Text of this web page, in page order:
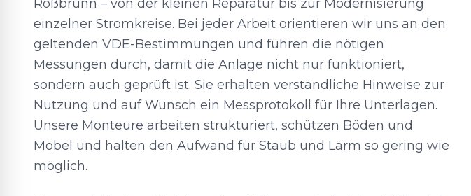
Roßbrunn – von der kleinen Reparatur bis zur Modernisierung
einzelner Stromkreise. Bei jeder Arbeit orientieren wir uns an den
geltenden VDE-Bestimmungen und führen die nötigen
Messungen durch, damit die Anlage nicht nur funktioniert,
sondern auch geprüft ist. Sie erhalten verständliche Hinweise zur
Nutzung und auf Wunsch ein Messprotokoll für Ihre Unterlagen.
Unsere Monteure arbeiten strukturiert, schützen Böden und
Möbel und halten den Aufwand für Staub und Lärm so gering wie
möglich.